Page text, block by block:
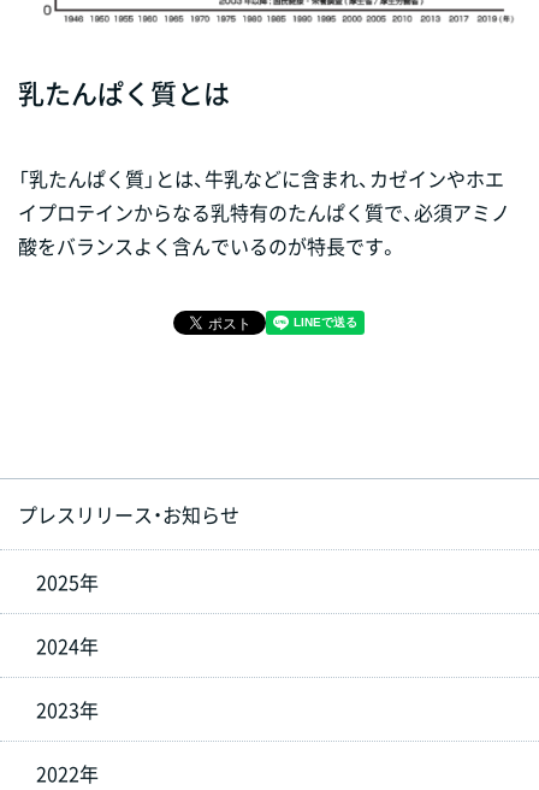
乳たんぱく質とは
「乳たんぱく質」とは、牛乳などに含まれ、カゼインやホエ
イプロテインからなる乳特有のたんぱく質で、必須アミノ
酸をバランスよく含んでいるのが特長です。
プレスリリース・お知らせ
2025年
2024年
2023年
2022年